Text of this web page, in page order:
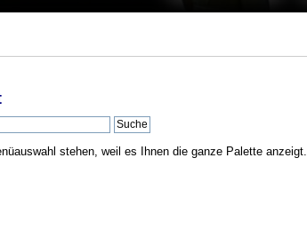
stehen, weil es Ihnen die ganze Palette anzeigt.